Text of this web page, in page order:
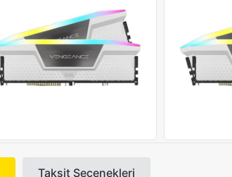
Taksit Seçenekleri